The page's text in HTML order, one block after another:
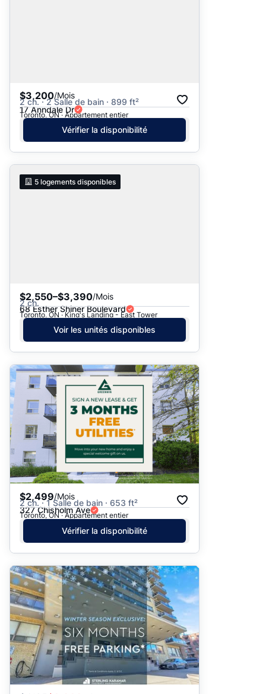
$3,200/Mois
2 ch. · 2 Salle de bain · 899 ft²
17 Anndale Dr
Toronto, ON · Appartement entier
Vérifier la disponibilité
5 logements disponibles
$2,550–$3,390/Mois
2 ch.
68 Esther Shiner Boulevard
Toronto, ON · King's Landing - East Tower
Voir les unités disponibles
$2,499/Mois
2 ch. · 1 Salle de bain · 653 ft²
327 Chisholm Ave
Toronto, ON · Appartement entier
Vérifier la disponibilité